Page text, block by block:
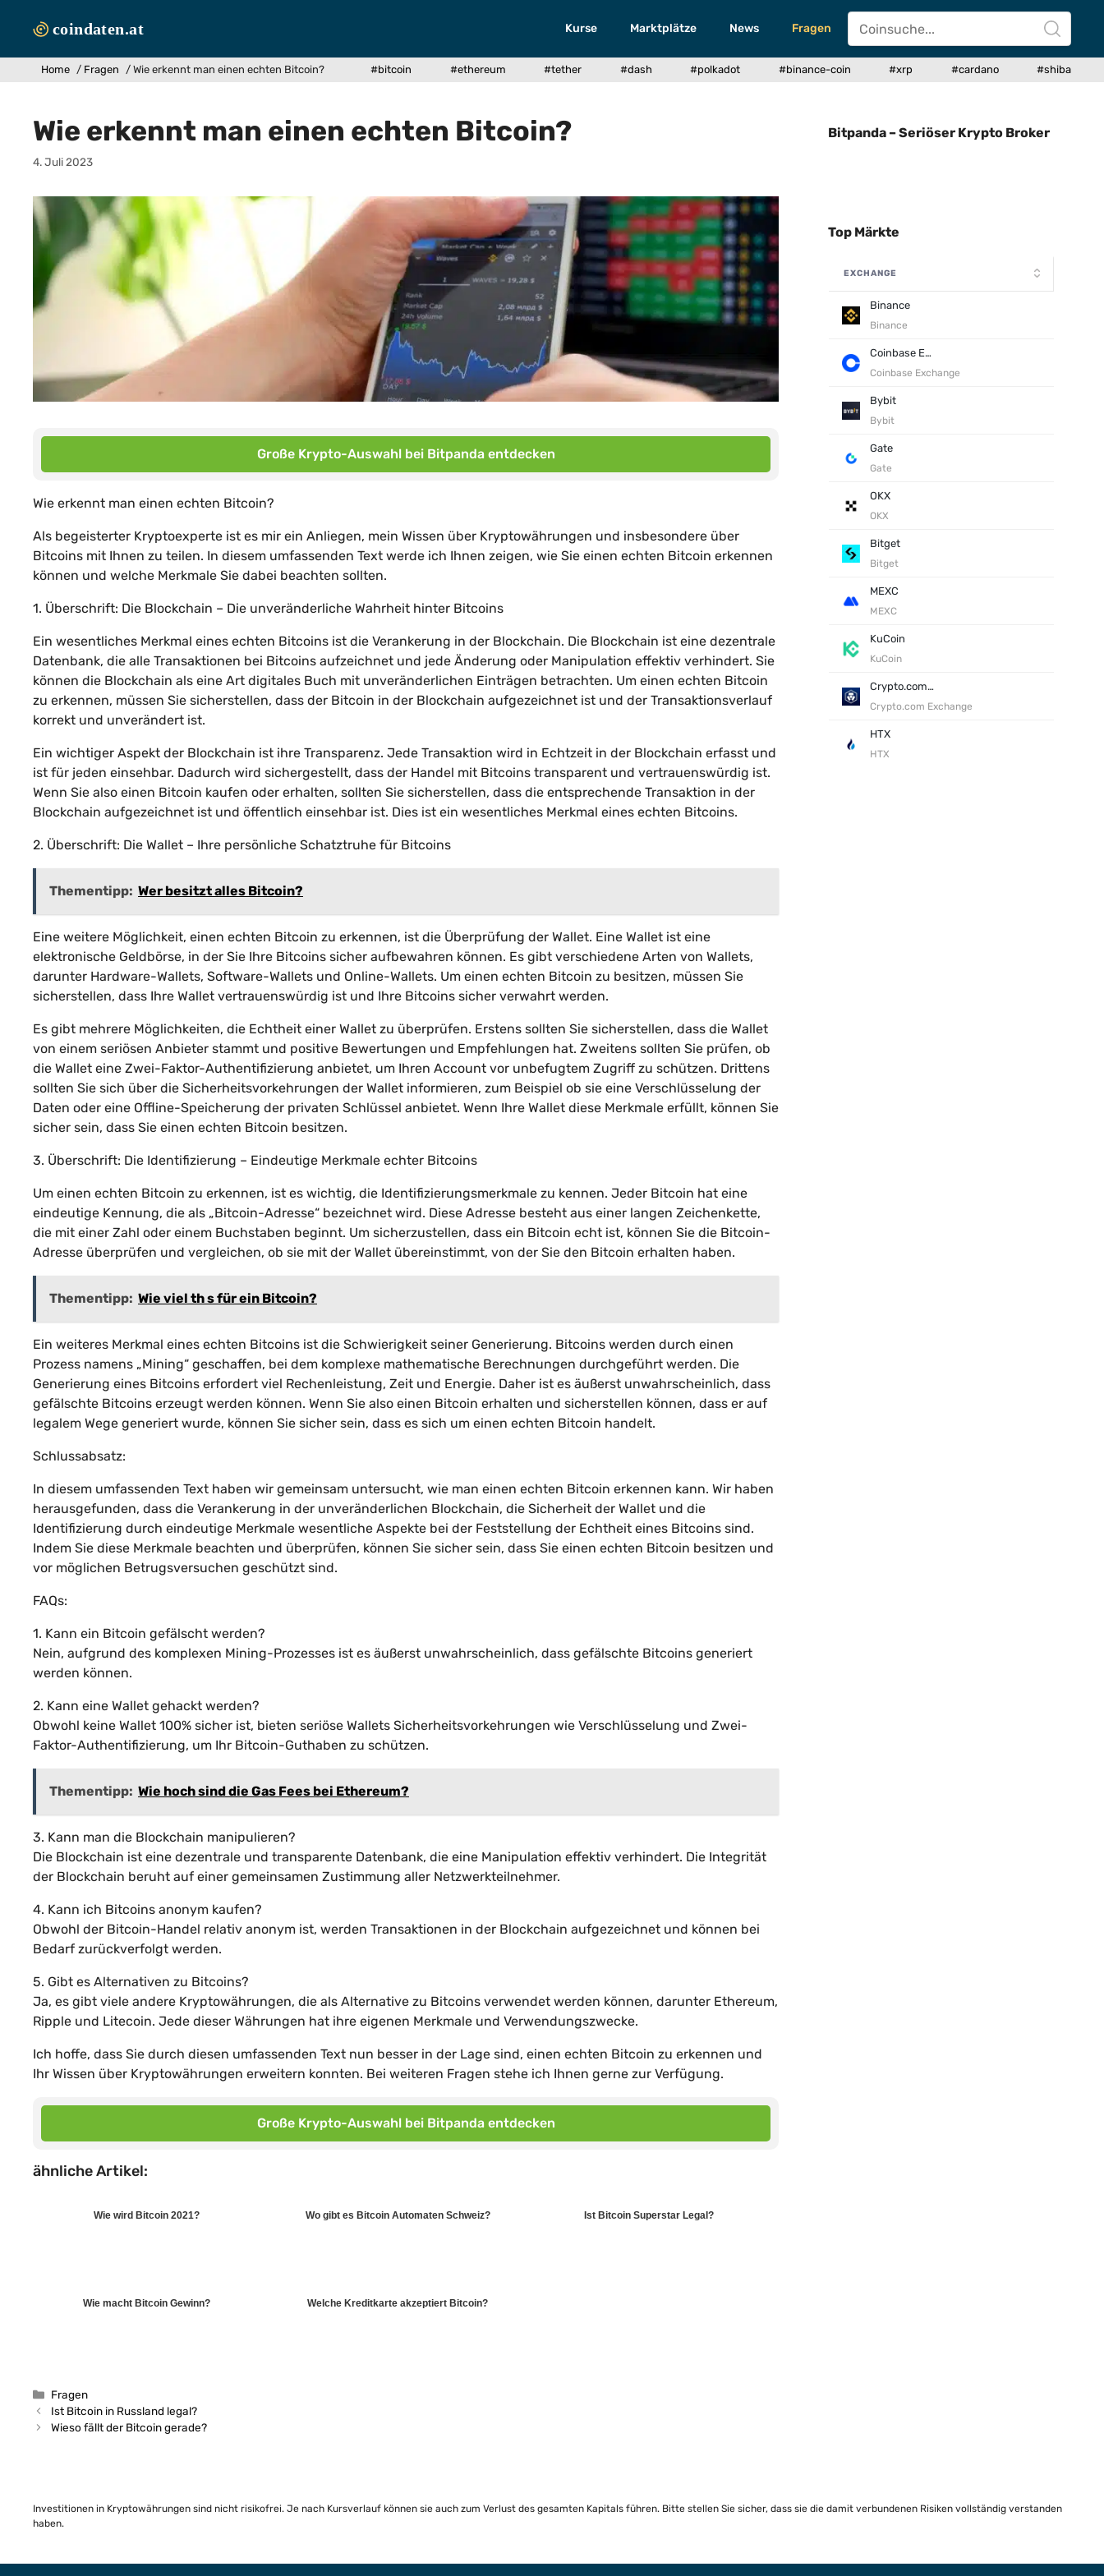
Inhalt
Kurse Marktplätze News Fragen
Home / Fragen / Wie erkennt man einen echten Bitcoin? #bitcoin #ethereum #tether #dash #polkadot #binance-coin #xrp #cardano #shiba
Wie erkennt man einen echten Bitcoin?
4. Juli 2023
Große Krypto-Auswahl bei Bitpanda entdecken
Wie erkennt man einen echten Bitcoin?
Als begeisterter Kryptoexperte ist es mir ein Anliegen, mein Wissen über Kryptowährungen und insbesondere über
Bitcoins mit Ihnen zu teilen. In diesem umfassenden Text werde ich Ihnen zeigen, wie Sie einen echten Bitcoin erkennen
können und welche Merkmale Sie dabei beachten sollten.
1. Überschrift: Die Blockchain – Die unveränderliche Wahrheit hinter Bitcoins
Ein wesentliches Merkmal eines echten Bitcoins ist die Verankerung in der Blockchain. Die Blockchain ist eine dezentrale
Datenbank, die alle Transaktionen bei Bitcoins aufzeichnet und jede Änderung oder Manipulation effektiv verhindert. Sie
können die Blockchain als eine Art digitales Buch mit unveränderlichen Einträgen betrachten. Um einen echten Bitcoin
zu erkennen, müssen Sie sicherstellen, dass der Bitcoin in der Blockchain aufgezeichnet ist und der Transaktionsverlauf
korrekt und unverändert ist.
Ein wichtiger Aspekt der Blockchain ist ihre Transparenz. Jede Transaktion wird in Echtzeit in der Blockchain erfasst und
ist für jeden einsehbar. Dadurch wird sichergestellt, dass der Handel mit Bitcoins transparent und vertrauenswürdig ist.
Wenn Sie also einen Bitcoin kaufen oder erhalten, sollten Sie sicherstellen, dass die entsprechende Transaktion in der
Blockchain aufgezeichnet ist und öffentlich einsehbar ist. Dies ist ein wesentliches Merkmal eines echten Bitcoins.
2. Überschrift: Die Wallet – Ihre persönliche Schatztruhe für Bitcoins
Thementipp: Wer besitzt alles Bitcoin?
Eine weitere Möglichkeit, einen echten Bitcoin zu erkennen, ist die Überprüfung der Wallet. Eine Wallet ist eine
elektronische Geldbörse, in der Sie Ihre Bitcoins sicher aufbewahren können. Es gibt verschiedene Arten von Wallets,
darunter Hardware-Wallets, Software-Wallets und Online-Wallets. Um einen echten Bitcoin zu besitzen, müssen Sie
sicherstellen, dass Ihre Wallet vertrauenswürdig ist und Ihre Bitcoins sicher verwahrt werden.
Es gibt mehrere Möglichkeiten, die Echtheit einer Wallet zu überprüfen. Erstens sollten Sie sicherstellen, dass die Wallet
von einem seriösen Anbieter stammt und positive Bewertungen und Empfehlungen hat. Zweitens sollten Sie prüfen, ob
die Wallet eine Zwei-Faktor-Authentifizierung anbietet, um Ihren Account vor unbefugtem Zugriff zu schützen. Drittens
sollten Sie sich über die Sicherheitsvorkehrungen der Wallet informieren, zum Beispiel ob sie eine Verschlüsselung der
Daten oder eine Offline-Speicherung der privaten Schlüssel anbietet. Wenn Ihre Wallet diese Merkmale erfüllt, können Sie
sicher sein, dass Sie einen echten Bitcoin besitzen.
3. Überschrift: Die Identifizierung – Eindeutige Merkmale echter Bitcoins
Um einen echten Bitcoin zu erkennen, ist es wichtig, die Identifizierungsmerkmale zu kennen. Jeder Bitcoin hat eine
eindeutige Kennung, die als „Bitcoin-Adresse“ bezeichnet wird. Diese Adresse besteht aus einer langen Zeichenkette,
die mit einer Zahl oder einem Buchstaben beginnt. Um sicherzustellen, dass ein Bitcoin echt ist, können Sie die Bitcoin-
Adresse überprüfen und vergleichen, ob sie mit der Wallet übereinstimmt, von der Sie den Bitcoin erhalten haben.
Thementipp: Wie viel th s für ein Bitcoin?
Ein weiteres Merkmal eines echten Bitcoins ist die Schwierigkeit seiner Generierung. Bitcoins werden durch einen
Prozess namens „Mining“ geschaffen, bei dem komplexe mathematische Berechnungen durchgeführt werden. Die
Generierung eines Bitcoins erfordert viel Rechenleistung, Zeit und Energie. Daher ist es äußerst unwahrscheinlich, dass
gefälschte Bitcoins erzeugt werden können. Wenn Sie also einen Bitcoin erhalten und sicherstellen können, dass er auf
legalem Wege generiert wurde, können Sie sicher sein, dass es sich um einen echten Bitcoin handelt.
Schlussabsatz:
In diesem umfassenden Text haben wir gemeinsam untersucht, wie man einen echten Bitcoin erkennen kann. Wir haben
herausgefunden, dass die Verankerung in der unveränderlichen Blockchain, die Sicherheit der Wallet und die
Identifizierung durch eindeutige Merkmale wesentliche Aspekte bei der Feststellung der Echtheit eines Bitcoins sind.
Indem Sie diese Merkmale beachten und überprüfen, können Sie sicher sein, dass Sie einen echten Bitcoin besitzen und
vor möglichen Betrugsversuchen geschützt sind.
FAQs:
1. Kann ein Bitcoin gefälscht werden?
Nein, aufgrund des komplexen Mining-Prozesses ist es äußerst unwahrscheinlich, dass gefälschte Bitcoins generiert
werden können.
2. Kann eine Wallet gehackt werden?
Obwohl keine Wallet 100% sicher ist, bieten seriöse Wallets Sicherheitsvorkehrungen wie Verschlüsselung und Zwei-
Faktor-Authentifizierung, um Ihr Bitcoin-Guthaben zu schützen.
Thementipp: Wie hoch sind die Gas Fees bei Ethereum?
3. Kann man die Blockchain manipulieren?
Die Blockchain ist eine dezentrale und transparente Datenbank, die eine Manipulation effektiv verhindert. Die Integrität
der Blockchain beruht auf einer gemeinsamen Zustimmung aller Netzwerkteilnehmer.
4. Kann ich Bitcoins anonym kaufen?
Obwohl der Bitcoin-Handel relativ anonym ist, werden Transaktionen in der Blockchain aufgezeichnet und können bei
Bedarf zurückverfolgt werden.
5. Gibt es Alternativen zu Bitcoins?
Ja, es gibt viele andere Kryptowährungen, die als Alternative zu Bitcoins verwendet werden können, darunter Ethereum,
Ripple und Litecoin. Jede dieser Währungen hat ihre eigenen Merkmale und Verwendungszwecke.
Ich hoffe, dass Sie durch diesen umfassenden Text nun besser in der Lage sind, einen echten Bitcoin zu erkennen und
Ihr Wissen über Kryptowährungen erweitern konnten. Bei weiteren Fragen stehe ich Ihnen gerne zur Verfügung.
Große Krypto-Auswahl bei Bitpanda entdecken
ähnliche Artikel:
Wie wird Bitcoin 2021? Wo gibt es Bitcoin Automaten Schweiz? Ist Bitcoin Superstar Legal?
Wie macht Bitcoin Gewinn? Welche Kreditkarte akzeptiert Bitcoin?
Kategorien
Fragen
Ist Bitcoin in Russland legal?
Wieso fällt der Bitcoin gerade?
Bitpanda – Seriöser Krypto Broker
Top Märkte
EXCHANGE
Binance
Binance
Coinbase Exchange
Coinbase Exchange
Bybit
Bybit
Gate
Gate
OKX
OKX
Bitget
Bitget
MEXC
MEXC
KuCoin
KuCoin
Crypto.com Exchange
Crypto.com Exchange
HTX
HTX
Investitionen in Kryptowährungen sind nicht risikofrei. Je nach Kursverlauf können sie auch zum Verlust des gesamten Kapitals führen. Bitte stellen Sie sicher, dass sie die damit verbundenen Risiken vollständig verstanden
haben.